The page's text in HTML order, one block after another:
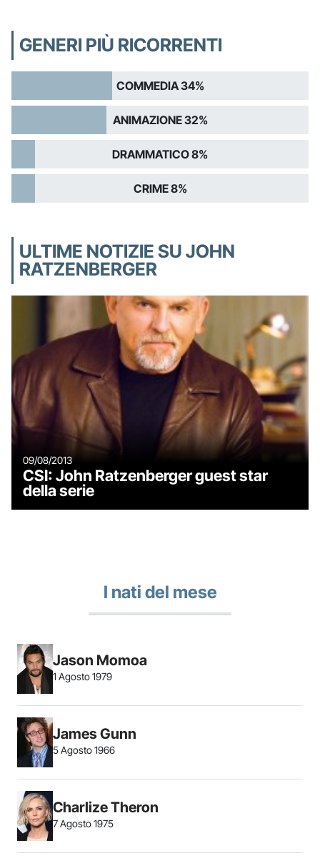
GENERI PIÙ RICORRENTI
COMMEDIA 34%
ANIMAZIONE 32%
DRAMMATICO 8%
CRIME 8%
ULTIME NOTIZIE SU JOHN
RATZENBERGER
09/08/2013
CSI: John Ratzenberger guest star
della serie
I nati del mese
Jason Momoa
1 Agosto 1979
James Gunn
5 Agosto 1966
Charlize Theron
7 Agosto 1975